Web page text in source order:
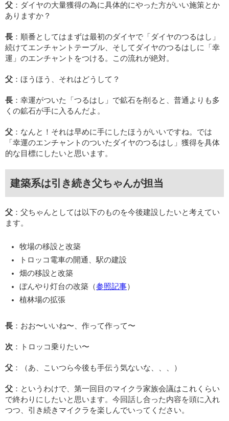
父 ：ダイヤの大量獲得の為に具体的にやった方がいい施策とか
ありますか？
長 ：順番としてはまずは最初のダイヤで「ダイヤのつるはし」
続けてエンチャントテーブル、そしてダイヤのつるはしに「幸
運」のエンチャントをつける。この流れが絶対。
父 ：ほうほう、それはどうして？
長 ：幸運がついた「つるはし」で鉱石を削ると、普通よりも多
くの鉱石が手に入るんだよ。
父 ：なんと！それは早めに手にしたほうがいいですね。では
「幸運のエンチャントのついたダイヤのつるはし」獲得を具体
的な目標にしたいと思います。
建築系は引き続き父ちゃんが担当
父 ：父ちゃんとしては以下のものを今後建設したいと考えてい
ます。
牧場の移設と改築
トロッコ電車の開通、駅の建設
畑の移設と改築
ぼんやり灯台の改築（参照記事）
植林場の拡張
長 ：おお〜いいね〜、作って作って〜
次 ：トロッコ乗りたい〜
父 ：（あ、こいつら今後も手伝う気ないな、、、）
父 ：というわけで、第一回目のマイクラ家族会議はこれくらい
で終わりにしたいと思います。今回話し合った内容を頭に入れ
つつ、引き続きマイクラを楽しんでいってください。